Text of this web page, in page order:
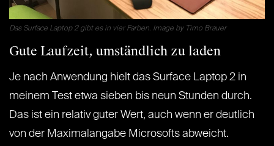
Das Surface Laptop 2 gibt es in vier Farben. Image by Timo Brauer
Gute Laufzeit, umständlich zu laden
Je nach Anwendung hielt das Surface Laptop 2 in
meinem Test etwa sieben bis neun Stunden durch.
Das ist ein relativ guter Wert, auch wenn er deutlich
von der Maximalangabe Microsofts abweicht.